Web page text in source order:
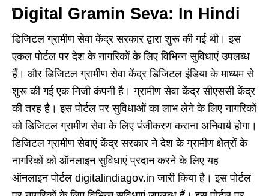
Digital Gramin Seva: In Hindi
डिजिटल ग्रामीण सेवा केंद्र सरकार द्वारा शुरू की गई थी। इस
एकल पोर्टल पर देश के नागरिकों के लिए विभिन्न सुविधाएं उपलब्ध
हैं। और डिजिटल ग्रामीण सेवा केंद्र डिजिटल इंडिया के माध्यम से
शुरू की गई एक निजी कंपनी है। ग्रामीण सेवा केंद्र सीएससी केंद्र
की तरह है। इस पोर्टल पर सुविधाओं का लाभ लेने के लिए नागरिकों
को डिजिटल ग्रामीण सेवा के लिए पंजीकरण कराना अनिवार्य होगा।
डिजिटल ग्रामीण सेवाएं केंद्र सरकार ने देश के ग्रामीण क्षेत्रों के
नागरिकों को ऑनलाइन सुविधाएं प्रदान करने के लिए यह
ऑनलाइन पोर्टल digitalindiagov.in जारी किया है। इस पोर्टल